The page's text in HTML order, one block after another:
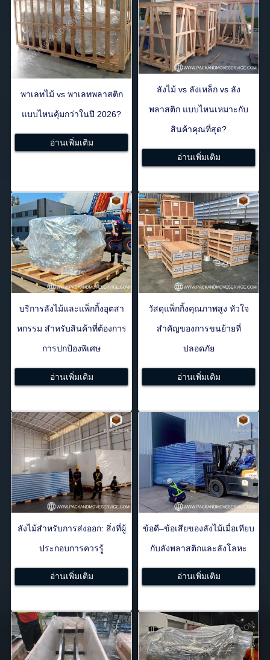
พาเลทไม้ vs พาเลทพลาสติก
แบบไหนคุ้มกว่าในปี 2026?
อ่านเพิ่มเติม
ลังไม้ vs ลังเหล็ก vs ลัง
พลาสติก แบบไหนเหมาะกับ
สินค้าคุณที่สุด?
อ่านเพิ่มเติม
บริการลังไม้และแพ็กกิ้งอุตสา
หกรรม สำหรับสินค้าที่ต้องการ
การปกป้องพิเศษ
อ่านเพิ่มเติม
วัสดุแพ็กกิ้งคุณภาพสูง หัวใจ
สำคัญของการขนย้ายที่
ปลอดภัย
อ่านเพิ่มเติม
ลังไม้สำหรับการส่งออก: สิ่งที่ผู้
ประกอบการควรรู้
อ่านเพิ่มเติม
ข้อดี–ข้อเสียของลังไม้เมื่อเทียบ
กับลังพลาสติกและลังโลหะ
อ่านเพิ่มเติม